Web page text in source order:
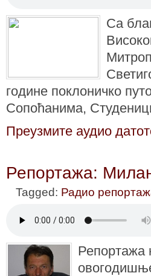
Са
године поклоничко
Сопоћанима,
Преузмите аудио
Репортажа:
Tagged: Радио
Репортажа